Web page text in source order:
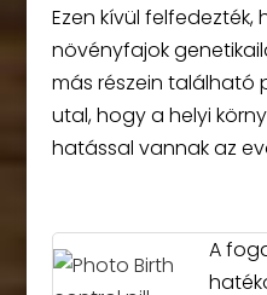
Ezen kívül
növényfajok
más részein található
utal, hogy a helyi
hatással vannak az
A